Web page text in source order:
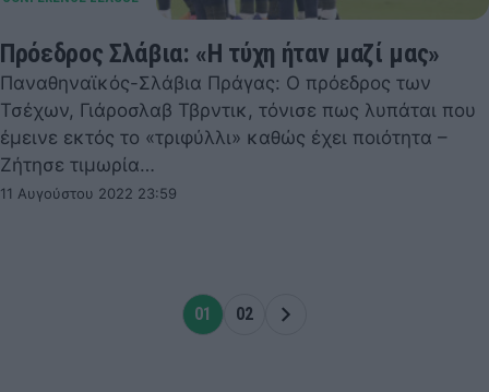
Πρόεδρος Σλάβια: «Η τύχη ήταν μαζί μας»
Παναθηναϊκός-Σλάβια Πράγας: Ο πρόεδρος των
Τσέχων, Γιάροσλαβ Τβρντικ, τόνισε πως λυπάται που
έμεινε εκτός το «τριφύλλι» καθώς έχει ποιότητα –
Ζήτησε τιμωρία…
11 Αυγούστου 2022 23:59
01 02